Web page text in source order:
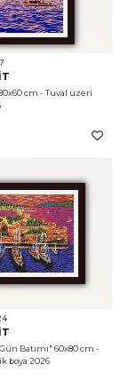
cm - Tuval üzeri
Batımı" 60x80 cm -
boya 2026